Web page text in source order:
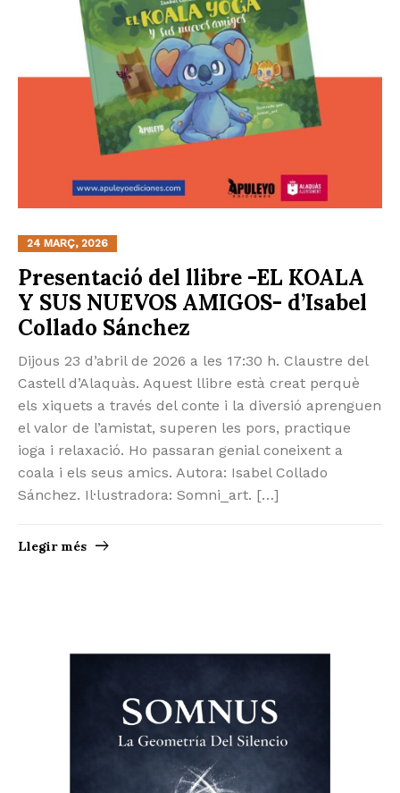
24 MARÇ, 2026
Presentació del llibre -EL KOALA
Y SUS NUEVOS AMIGOS- d’Isabel
Collado Sánchez
Dijous 23 d’abril de 2026 a les 17:30 h. Claustre del
Castell d’Alaquàs. Aquest llibre està creat perquè
els xiquets a través del conte i la diversió aprenguen
el valor de l’amistat, superen les pors, practique
ioga i relaxació. Ho passaran genial coneixent a
coala i els seus amics. Autora: Isabel Collado
Sánchez. Il·lustradora: Somni_art. […]
Llegir més